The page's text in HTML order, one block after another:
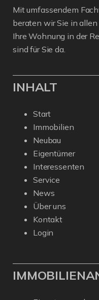
Mit umfassendem
beraten wir Sie in allen
Ihre Wohnung in der
sind für Sie da.
INHALT
Start
Immobilien
Neubau
Eigentümer
Interessenten
Service
News
Über uns
Kontakt
Login